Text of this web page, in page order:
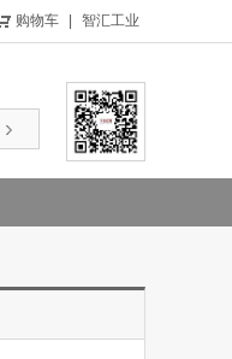
购物车 智汇工业